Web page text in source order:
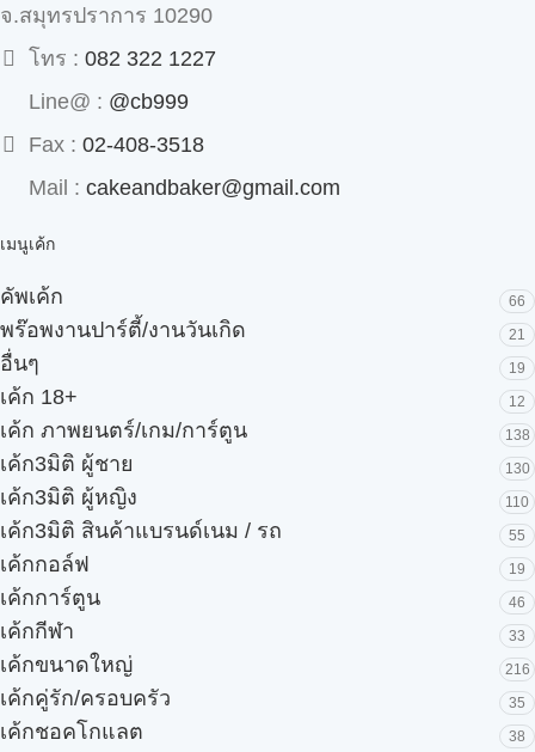
จ.สมุทรปราการ 10290
โทร : 082 322 1227
Line@ : @cb999
Fax : 02-408-3518
Mail : cakeandbaker@gmail.com
เมนูเค้ก
คัพเค้ก 66
พร๊อพงานปาร์ตี้/งานวันเกิด 21
อื่นๆ 19
เค้ก 18+ 12
เค้ก ภาพยนตร์/เกม/การ์ตูน 138
เค้ก3มิติ ผู้ชาย 130
เค้ก3มิติ ผู้หญิง 110
เค้ก3มิติ สินค้าแบรนด์เนม / รถ 55
เค้กกอล์ฟ 19
เค้กการ์ตูน 46
เค้กกีฬา 33
เค้กขนาดใหญ่ 216
เค้กคู่รัก/ครอบครัว 35
เค้กชอคโกแลต 38